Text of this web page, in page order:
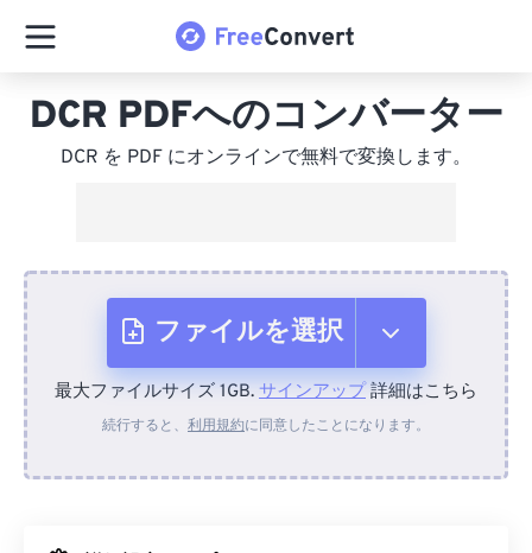
DCR PDFへのコンバーター
DCR を PDF にオンラインで無料で変換します。
ファイルを選択
デバイスから
最大ファイルサイズ 1GB. サインアップ詳細はこちら
続行すると、 利用規約に同意したことになります。